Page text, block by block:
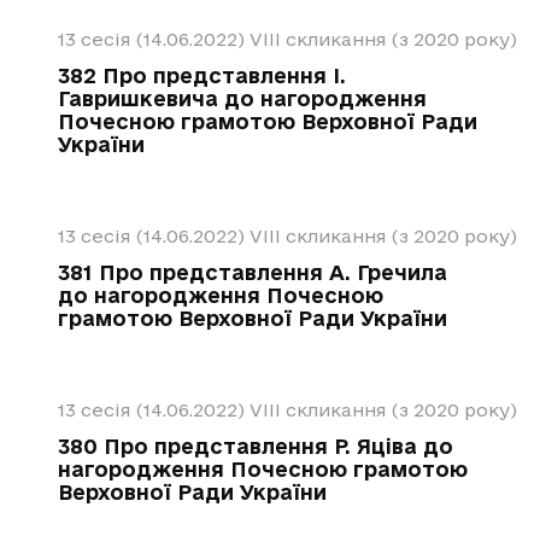
13 сесія (14.06.2022) VIII скликання (з 2020 року)
382 Про представлення І.
Гавришкевича до нагородження
Почесною грамотою Верховної Ради
України
13 сесія (14.06.2022) VIII скликання (з 2020 року)
381 Про представлення А. Гречила
до нагородження Почесною
грамотою Верховної Ради України
13 сесія (14.06.2022) VIII скликання (з 2020 року)
380 Про представлення Р. Яціва до
нагородження Почесною грамотою
Верховної Ради України